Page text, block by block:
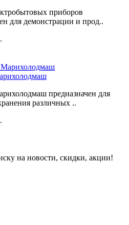
приборов
для демонстрации и прод..
предназначен для
различных ..
на новости, скидки, акции!